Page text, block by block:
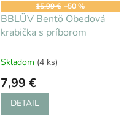
15,99 € –50 %
BBLÜV Bentö Obedová
krabička s príborom
Skladom (4 ks)
7,99 €
DETAIL